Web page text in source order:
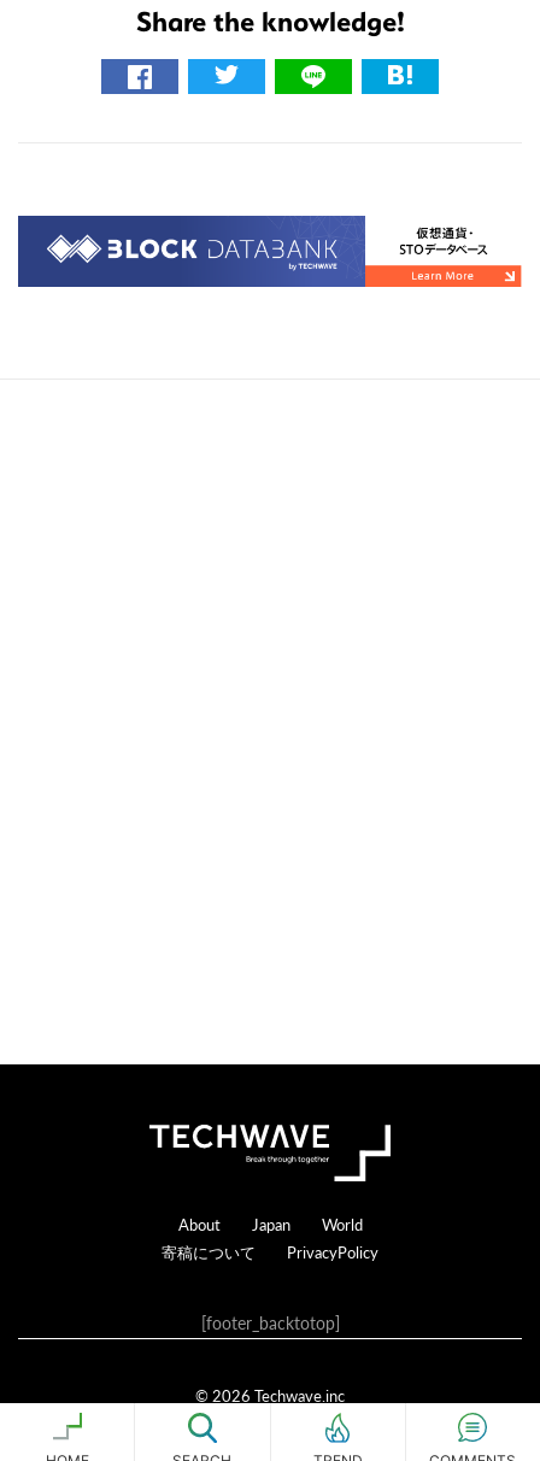
Share the knowledge!
Footer
About Japan
World
寄稿について
PrivacyPolicy
[footer_backtotop]
© 2026 Techwave.inc
Genesis Framework
WordPress·